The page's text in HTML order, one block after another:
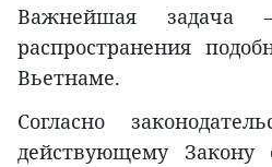
Важнейшая задача
распространения
Вьетнаме.
Согласно
действующему Закону